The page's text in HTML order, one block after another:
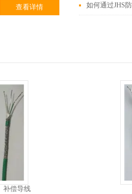
联电力电缆、钢
缆、船用电缆、矿
查看详情 如何通过JHS
AFPF高温镀银电缆